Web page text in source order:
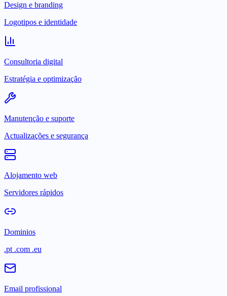
Design e branding
Logotipos e identidade
Consultoria digital
Estratégia e optimização
Manutenção e suporte
Actualizações e segurança
Alojamento web
Servidores rápidos
Dominios
.pt .com .eu
Email profissional